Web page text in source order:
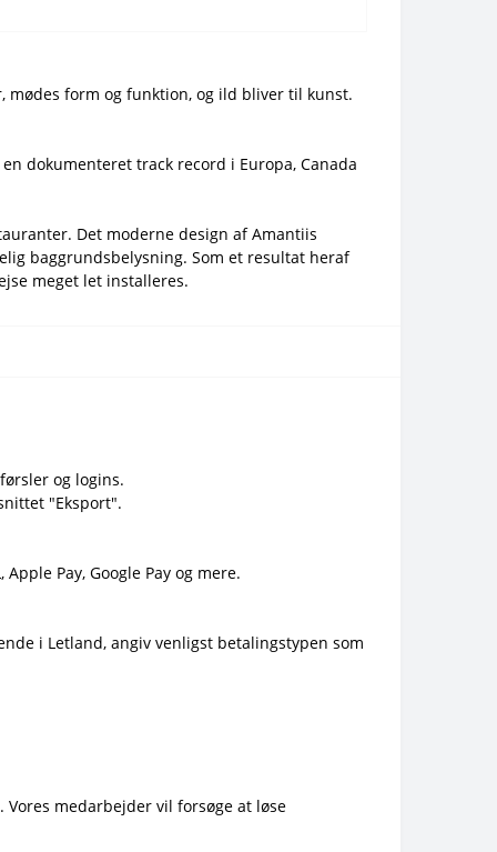
mødes form og funktion, og ild bliver til kunst.
dokumenteret track record i Europa, Canada
Det moderne design af Amantiis
baggrundsbelysning. Som et resultat heraf
meget let installeres.
og logins.
"Eksport".
Pay, Google Pay og mere.
i Letland, angiv venligst betalingstypen som
medarbejder vil forsøge at løse